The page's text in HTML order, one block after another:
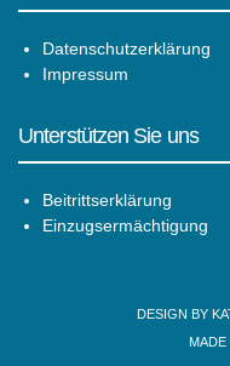
Datenschutzerklärung
Impressum
Unterstützen Sie uns
Beitrittserklärung
Einzugsermächtigung
DESIGN BY
MADE